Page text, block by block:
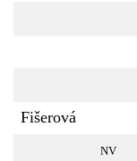
Fišerová
NV